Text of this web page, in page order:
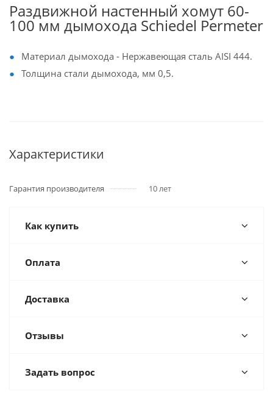
Раздвижной настенный хомут 60-
100 мм дымохода Schiedel Permeter
Материал дымохода - Нержавеющая сталь AISI 444.
Толщина стали дымохода, мм 0,5.
Характеристики
Гарантия производителя 10 лет
Как купить
Оплата
Доставка
Отзывы
Задать вопрос